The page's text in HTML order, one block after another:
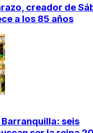
creador de
a los 85 años
seis